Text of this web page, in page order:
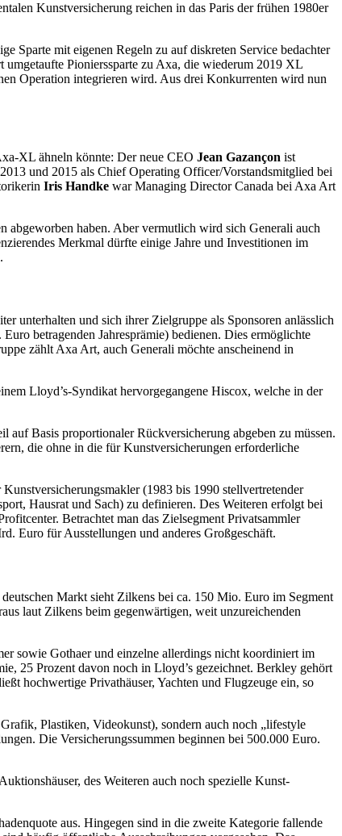
Kunstversicherung reichen in das Paris der frühen 1980er
Sparte mit eigenen Regeln zu auf diskreten Service bedachter
Pionierssparte zu Axa, die wiederum 2019 XL
Operation integrieren wird. Aus drei Konkurrenten wird nun
XL ähneln könnte: Der neue CEO Jean Gazançon ist
und 2015 als Chief Operating Officer/Vorstandsmitglied bei
Iris Handke war Managing Director Canada bei Axa Art
haben. Aber vermutlich wird sich Generali auch
Merkmal dürfte einige Jahre und Investitionen im
unterhalten und sich ihrer Zielgruppe als Sponsoren anlässlich
betragenden Jahresprämie) bedienen. Dies ermöglichte
zählt Axa Art, auch Generali möchte anscheinend in
Lloyd’s-Syndikat hervorgegangene Hiscox, welche in der
Basis proportionaler Rückversicherung abgeben zu müssen.
die ohne in die für Kunstversicherungen erforderliche
Kunstversicherungsmakler (1983 bis 1990 stellvertretender
Hausrat und Sach) zu definieren. Des Weiteren erfolgt bei
Betrachtet man das Zielsegment Privatsammler
Euro für Ausstellungen und anderes Großgeschäft.
Markt sieht Zilkens bei ca. 150 Mio. Euro im Segment
laut Zilkens beim gegenwärtigen, weit unzureichenden
sowie Gothaer und einzelne allerdings nicht koordiniert im
25 Prozent davon noch in Lloyd’s gezeichnet. Berkley gehört
hochwertige Privathäuser, Yachten und Flugzeuge ein, so
Plastiken, Videokunst), sondern auch noch „lifestyle
Die Versicherungssummen beginnen bei 500.000 Euro.
des Weiteren auch noch spezielle Kunst-
aus. Hingegen sind in die zweite Kategorie fallende